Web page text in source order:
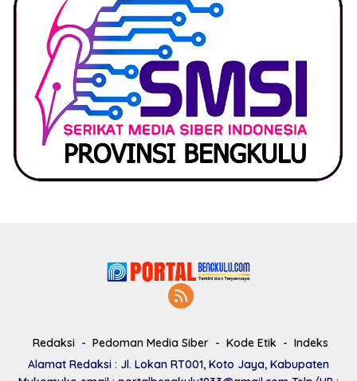
Redaksi Pedoman Media Siber Kode Etik
Indeks
Alamat Redaksi : Jl. Lokan RT001, Koto Jaya, Kabupaten